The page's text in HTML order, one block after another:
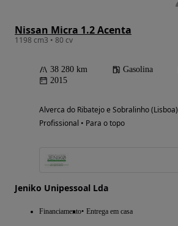
Nissan Micra 1.2 Acenta
1198 cm3 • 80 cv
38 280 km Gasolina
2015
Alverca do Ribatejo e Sobralinho (Lisboa)
Profissional • Para o topo
Jeniko Unipessoal Lda
Financiamento Entrega em casa